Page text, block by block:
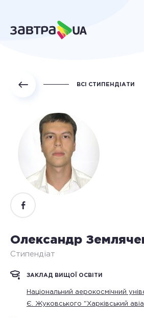
ВСІ СТИПЕНДІАТИ
Олександр
Стипендіат
ЗАКЛАД ВИЩОЇ ОСВІТИ
Національний аерокосмічний
Є. Жуковського "Харківський